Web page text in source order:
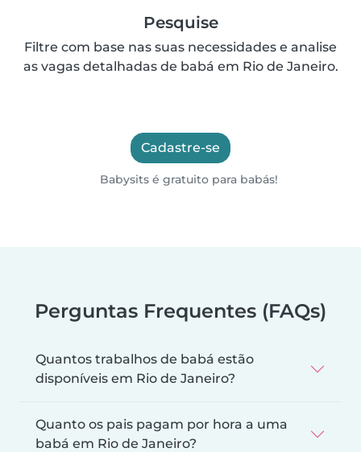
Pesquise
Filtre com base nas suas necessidades e analise
as vagas detalhadas de babá em Rio de Janeiro.
Cadastre-se
Babysits é gratuito para babás!
Perguntas Frequentes (FAQs)
Quantos trabalhos de babá estão
disponíveis em Rio de Janeiro?
Quanto os pais pagam por hora a uma
babá em Rio de Janeiro?